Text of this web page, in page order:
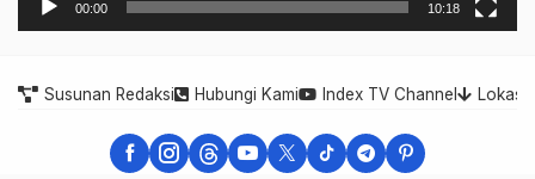
00:00 10:18
Susunan Redaksi Hubungi Kami Index TV Channel Lokasi